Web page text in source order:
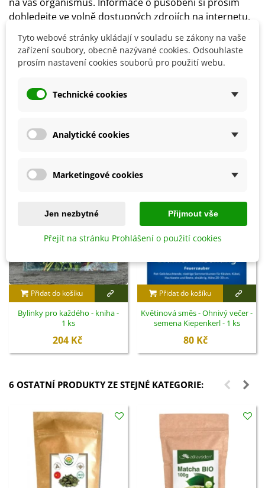
dohledejte ve volně dostupných zdrojích na internetu.
Detaily produktu
Recenze
SOUVISEJÍCÍ PRODUKTY
Přidat do košíku
Bylinky pro každého - kniha -
1 ks
204 Kč
Přidat do košíku
Květinová směs - Ohnivý večer -
semena Kiepenkerl - 1 ks
80 Kč
6 OSTATNÍ PRODUKTY ZE STEJNÉ KATEGORIE:
Tyto webové stránky ukládají v souladu se zákony na vaše
zařízení soubory, obecně nazývané cookies. Odsouhlaste
prosím nastavení cookies souborů pro použití webu.
Technické cookies
Analytické cookies
Marketingové cookies
Jen nezbytné Přijmout vše
Přejít na stránku Prohlášení o použití cookies